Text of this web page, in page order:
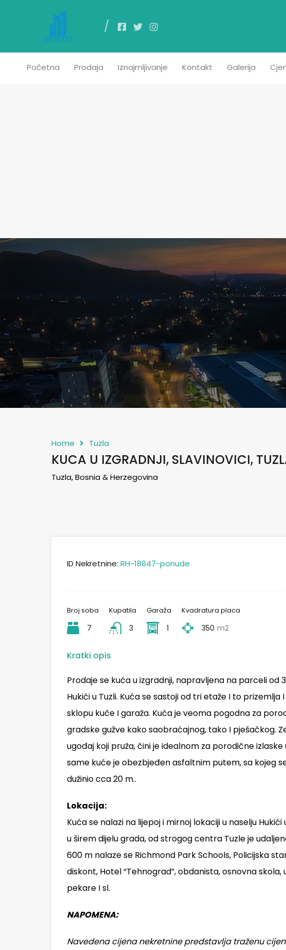
Početna Prodaja Iznajmljivanje Kontakt Galerija
Home Tuzla
KUCA U IZGRADNJI, SLAVINOVICI,
Tuzla, Bosnia & Herzegovina
ID Nekretnine: RH-18647-ponude
Broj soba
7
Kupatila
3
Garaža
1
Kvadratura placa
350 m2
Kratki opis
Prodaje se kuća u izgradnji, napravljena na parceli od
Hukići u Tuzli. Kuća se sastoji od tri etaže I to
sklopu kuče I garaža. Kuća je veoma pogodna za
gradske gužve kako saobraćajnog, tako I pješačkog.
ugođaj koji pruža, čini je idealnom za porodične
same kuće je obezbjeđen asfaltnim putem, sa kojeg
dužinio cca 20 m..
Lokacija:
Kuća se nalazi na lijepoj i mirnoj lokaciji u naselju
u širem dijelu grada, od strogog centra Tuzle je
600 m nalaze se Richmond Park Schools, Policijska
diskont, Hotel “Tehnograd”, obdanista, osnovna
pekare I sl.
NAPOMENA:
Navedena cijena nekretnine predstavlja traženu